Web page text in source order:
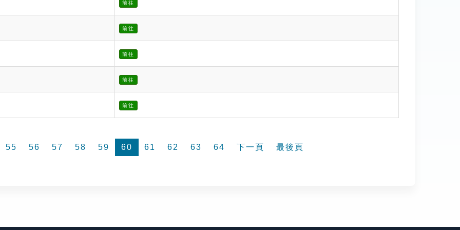
前往
前往
前往
前往
前往
55 56 57 58 59 60 61 62 63 64 下一頁 最後頁